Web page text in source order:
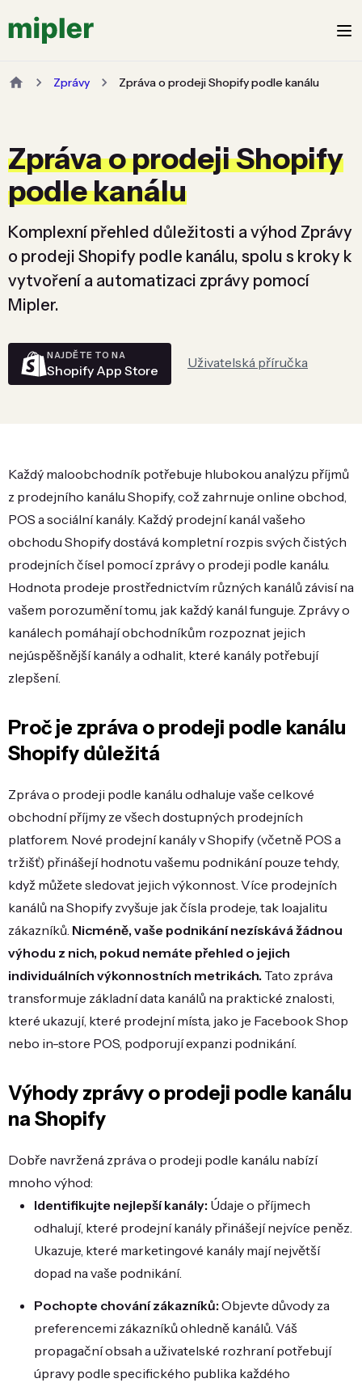
Zprávy Zpráva o prodeji Shopify podle kanálu
Zpráva o prodeji Shopify
podle kanálu
Komplexní přehled důležitosti a výhod Zprávy
o prodeji Shopify podle kanálu, spolu s kroky k
vytvoření a automatizaci zprávy pomocí
Mipler.
NAJDĚTE TO NA
Shopify App Store Uživatelská příručka
Každý maloobchodník potřebuje hlubokou analýzu příjmů
z prodejního kanálu Shopify, což zahrnuje online obchod,
POS a sociální kanály. Každý prodejní kanál vašeho
obchodu Shopify dostává kompletní rozpis svých čistých
prodejních čísel pomocí zprávy o prodeji podle kanálu.
Hodnota prodeje prostřednictvím různých kanálů závisí na
vašem porozumění tomu, jak každý kanál funguje. Zprávy o
kanálech pomáhají obchodníkům rozpoznat jejich
nejúspěšnější kanály a odhalit, které kanály potřebují
zlepšení.
Proč je zpráva o prodeji podle kanálu
Shopify důležitá
Zpráva o prodeji podle kanálu odhaluje vaše celkové
obchodní příjmy ze všech dostupných prodejních
platforem. Nové prodejní kanály v Shopify (včetně POS a
tržišť) přinášejí hodnotu vašemu podnikání pouze tehdy,
když můžete sledovat jejich výkonnost. Více prodejních
kanálů na Shopify zvyšuje jak čísla prodeje, tak loajalitu
zákazníků. Nicméně, vaše podnikání nezískává žádnou
výhodu z nich, pokud nemáte přehled o jejich
individuálních výkonnostních metrikách. Tato zpráva
transformuje základní data kanálů na praktické znalosti,
které ukazují, které prodejní místa, jako je Facebook Shop
nebo in-store POS, podporují expanzi podnikání.
Výhody zprávy o prodeji podle kanálu
na Shopify
Dobře navržená zpráva o prodeji podle kanálu nabízí
mnoho výhod:
Identifikujte nejlepší kanály: Údaje o příjmech
odhalují, které prodejní kanály přinášejí nejvíce peněz.
Ukazuje, které marketingové kanály mají největší
dopad na vaše podnikání.
Pochopte chování zákazníků: Objevte důvody za
preferencemi zákazníků ohledně kanálů. Váš
propagační obsah a uživatelské rozhraní potřebují
úpravy podle specifického publika každého